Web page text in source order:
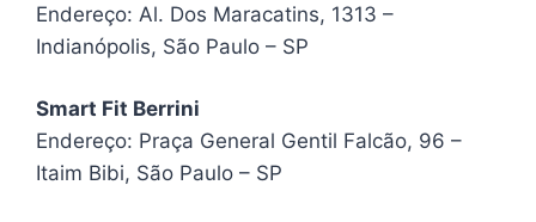
Endereço: Al. Dos Maracatins, 1313 –
Indianópolis, São Paulo – SP
Smart Fit Berrini
Endereço: Praça General Gentil Falcão, 96 –
Itaim Bibi, São Paulo – SP